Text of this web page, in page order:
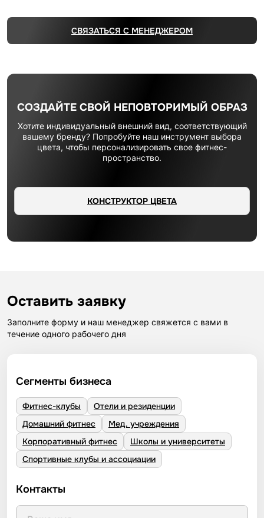
СВЯЗАТЬСЯ С МЕНЕДЖЕРОМ
СОЗДАЙТЕ СВОЙ НЕПОВТОРИМЫЙ ОБРАЗ
Хотите индивидуальный внешний вид, соответствующий
вашему бренду? Попробуйте наш инструмент выбора
цвета, чтобы персонализировать свое фитнес-
пространство.
КОНСТРУКТОР ЦВЕТА
Оставить заявку
Заполните форму и наш менеджер свяжется с вами в
течение одного рабочего дня
Сегменты бизнеса
Фитнес-клубы
Отели и резиденции
Домашний фитнес
Мед. учреждения
Корпоративный фитнес
Школы и университеты
Спортивные клубы и ассоциации
Контакты